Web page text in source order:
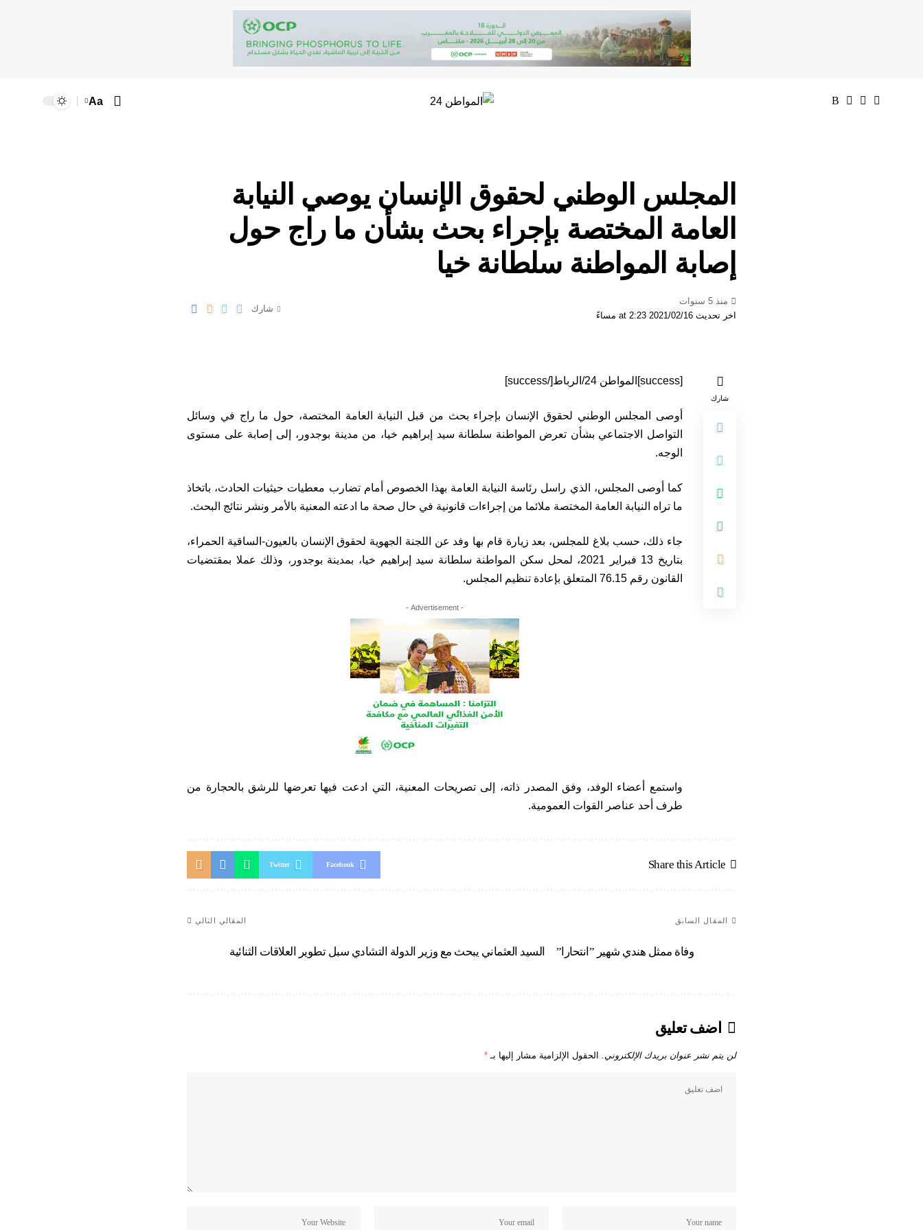
Aa
المجلس الوطني لحقوق الإنسان يوصي النيابة
العامة المختصة بإجراء بحث بشأن ما راج حول
إصابة المواطنة سلطانة خيا
اخر تحديث 2021/02/16 at 2:23 مساءً
منذ 5 سنوات
شارك
شارك
[success]المواطن 24/الرباط[/success]
أوصى المجلس الوطني لحقوق الإنسان بإجراء بحث من قبل النيابة العامة المختصة، حول ما راج في وسائل
التواصل الاجتماعي بشأن تعرض المواطنة سلطانة سيد إبراهيم خيا، من مدينة بوجدور، إلى إصابة على مستوى
الوجه.
كما أوصى المجلس، الذي راسل رئاسة النيابة العامة بهذا الخصوص أمام تضارب معطيات حيثيات الحادث، باتخاذ
ما تراه النيابة العامة المختصة ملائما من إجراءات قانونية في حال صحة ما ادعته المعنية بالأمر ونشر نتائج البحث.
جاء ذلك، حسب بلاغ للمجلس، بعد زيارة قام بها وفد عن اللجنة الجهوية لحقوق الإنسان بالعيون-الساقية الحمراء،
بتاريخ 13 فبراير 2021، لمحل سكن المواطنة سلطانة سيد إبراهيم خيا، بمدينة بوجدور، وذلك عملا بمقتضيات
القانون رقم 76.15 المتعلق بإعادة تنظيم المجلس.
- Advertisement -
واستمع أعضاء الوفد، وفق المصدر ذاته، إلى تصريحات المعنية، التي ادعت فيها تعرضها للرشق بالحجارة من
طرف أحد عناصر القوات العمومية.
Share this Article
Facebook
Twitter
المقال السابق
وفاة ممثل هندي شهير ”انتحارا”
المقالي التالي
السيد العثماني يبحث مع وزير الدولة التشادي سبل تطوير العلاقات الثنائية
اضف تعليق
لن يتم نشر عنوان بريدك الإلكتروني. الحقول الإلزامية مشار إليها بـ *